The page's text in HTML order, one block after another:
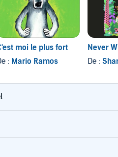
moi le plus fort
: Mario Ramos
Never
De :